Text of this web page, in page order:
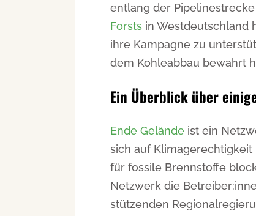
entlang der
Forsts in Westdeutschland
ihre Kampagne zu
dem Kohleabbau bewahrt
Ein Überblick über
Ende Gelände ist ein
sich auf
für fossile Brennstoffe
Netzwerk die
stützenden